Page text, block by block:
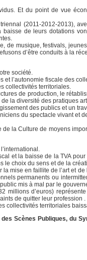
Et du point de vue
(2011-2012-2013),
de leurs dotations
de musique, festivals,
d’être conduits à la
société.
l’autonomie fiscale des
collectivités territoriales.
de production, le
la diversité des pratiques
des publics et un
du spectacle vivant et
la Culture de moyens
et la baisse de la TVA
le choix du sens et de la
mise en faillite de l’art et
permanents ou
mis à mal par le
millions d’euros)
de quitter leur profession .
collectivités territoriales
Scènes Publiques, du